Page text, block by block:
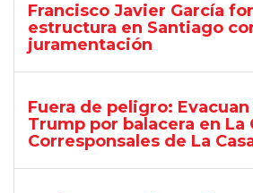
Francisco Javier García
estructura en Santiago
juramentación
Fuera de peligro:
Trump por balacera en La
Corresponsales de La